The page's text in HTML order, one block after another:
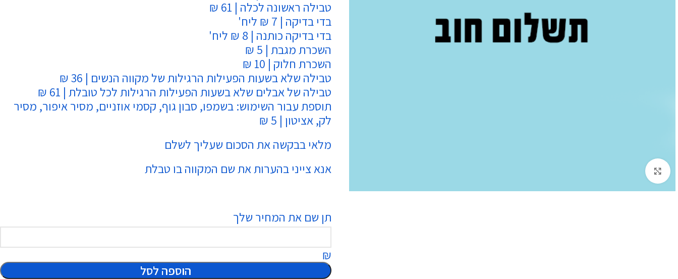
טבילה ראשונה לכלה | 61 ₪
בדי בדיקה | 7 ₪ ליח'
בדי בדיקה כותנה | 8 ₪ ליח'
השכרת מגבת | 5 ₪
השכרת חלוק | 10 ₪
טבילה שלא בשעות הפעילות הרגילות של מקווה הנשים | 36 ₪
טבילה של אבלים שלא בשעות הפעילות הרגילות לכל טובלת | 61 ₪
תוספת עבור השימוש: בשמפו, סבון גוף, קסמי אוזניים, מסיר איפור, מסיר
לק, אציטון | 5 ₪
מלאי בבקשה את הסכום שעליך לשלם
אנא צייני בהערות את שם המקווה בו טבלת
תן שם את המחיר שלך
₪
הוספה לסל
Alternative: